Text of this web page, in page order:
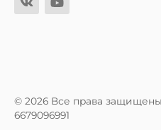
© 2026 Все права
6679096991